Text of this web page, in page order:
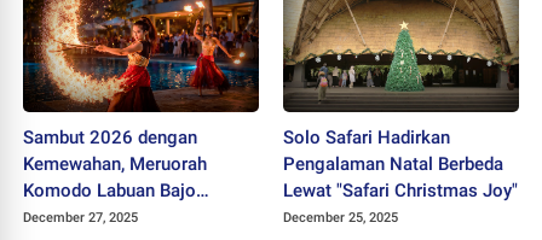
Sambut 2026 dengan
Kemewahan, Meruorah
Komodo Labuan Bajo
Hadirkan Perayaan Tahun
December 27, 2025
Solo Safari Hadirkan
Pengalaman Natal Berbeda
Lewat "Safari Christmas Joy"
December 25, 2025